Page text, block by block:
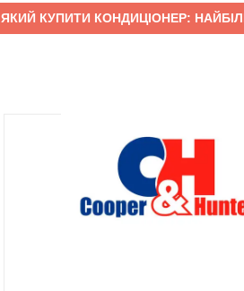
ЯКИЙ КУПИТИ КОНДИЦІОНЕР: